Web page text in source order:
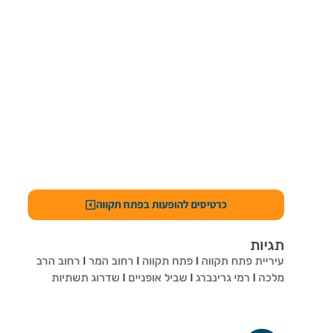
כרטיסים להופעות בפתח תקווה
תגיות
עיריית פתח תקווה פתח תקווה רחוב המר
רחוב הרב
מלכה
רמי גרינברג שביל אופניים שדרוג תשתיות